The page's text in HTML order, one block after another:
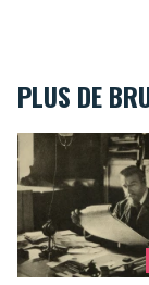
PLUS DE
Victor Horta, the